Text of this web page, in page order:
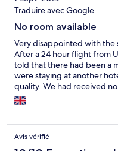
Traduire avec Google
No room available
Very disappointed with the
After a 24 hour flight from
told that there had been a
were staying at another
quality. We had received
and was just told the name
our taxi go and had to
taxi. We never received an
Avis vérifié